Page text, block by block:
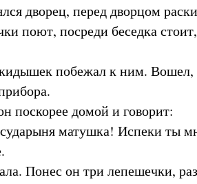
дворец, перед дворцом
поют, посреди беседка
побежал к ним.
поскорее домой и говорит:
матушка! Испеки ты
Понес он три лепешечки,